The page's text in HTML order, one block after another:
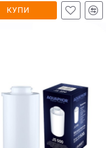
КУПИ